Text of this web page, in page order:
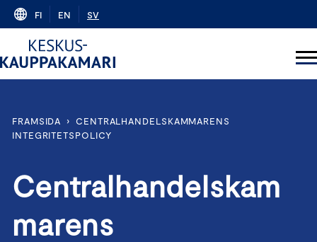
Skip
content
FI EN SV
FRAMSIDA › CENTRALHANDELSKAMMARENS
INTEGRITETSPOLICY
Centralhandelskam
marens